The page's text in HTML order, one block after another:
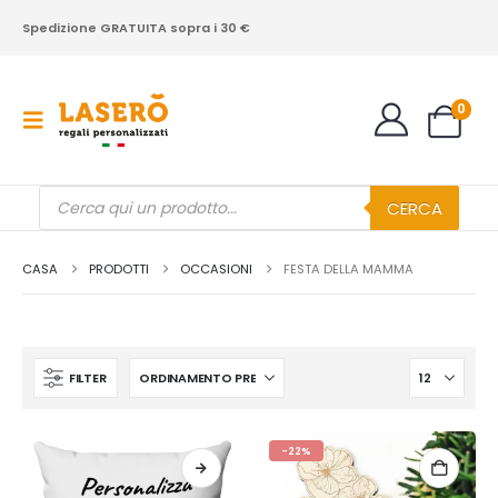
Spedizione GRATUITA sopra i 30 €
0
Products
search CERCA
CASA PRODOTTI OCCASIONI FESTA DELLA MAMMA
FILTER
-22%